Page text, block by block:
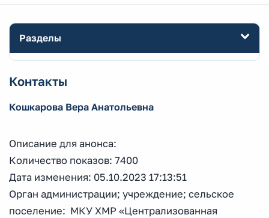
Разделы
Контакты
Кошкарова Вера Анатольевна
Описание для анонса:
Количество показов: 7400
Дата изменения: 05.10.2023 17:13:51
Орган администрации; учреждение; сельское
поселение: МКУ ХМР «Централизованная